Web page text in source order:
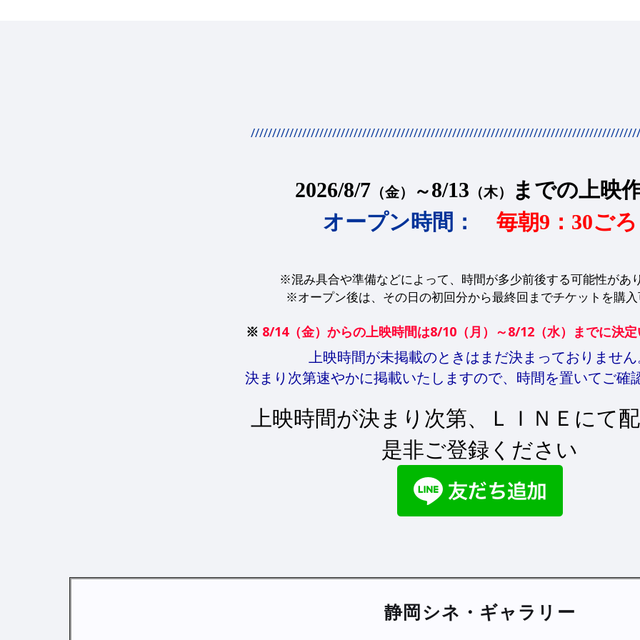
2026/8/7 （金） ～8/13 （木）
までの上映
オープン時間：
毎朝9：30ごろ
※混み具合や準備などによって、時間が多少前後する可能性があり
※オープン後は、その日の初回分から最終回までチケットを購入
※ 8/14（金）からの上映時間は8/10（月）～8/12（水）までに決定
上映時間が未掲載のときはまだ決まっておりません
決まり次第速やかに掲載いたしますので、時間を置いてご確
上映時間が決まり次第、ＬＩＮＥにて
是非ご登録ください